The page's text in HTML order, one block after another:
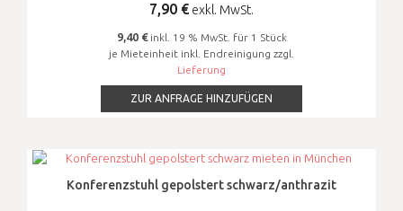
7,90 € exkl. MwSt.
9,40 €inkl. 19 % MwSt. für 1 Stück
je Mieteinheit inkl. Endreinigung zzgl.
Lieferung
ZUR ANFRAGE HINZUFÜGEN
Konferenzstuhl gepolstert schwarz/anthrazit